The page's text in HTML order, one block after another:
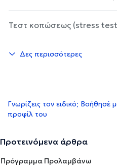
Τεστ κοπώσεως (stress
Δες περισσότερες
Γνωρίζεις τον ειδικό;
προφίλ του
Προτεινόμενα άρθρα
Πρόγραμμα Προλαμβάνω